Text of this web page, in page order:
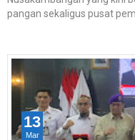
pangan sekaligus pusat
13
Mar